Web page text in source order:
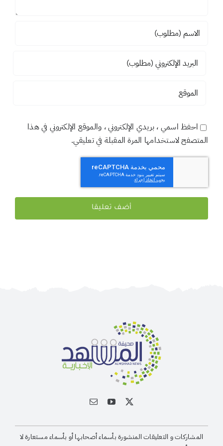
احفظ اسمي ، بريدي الإلكتروني ، والموقع الإلكتروني في هذا
المتصفح لاستخدامها المرة المقبلة في تعليقي.